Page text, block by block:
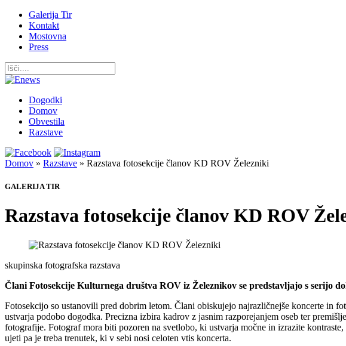
Galerija Tir
Kontakt
Mostovna
Press
Dogodki
Domov
Obvestila
Razstave
Domov » Razstave » Razstava fotosekcije članov KD ROV Železniki
GALERIJA TIR
Razstava fotosekcije članov KD ROV
skupinska fotografska razstava
Člani Fotosekcije Kulturnega društva ROV iz Železnikov se predstavljajo s serijo
Fotosekcijo so ustanovili pred dobrim letom. Člani obiskujejo najrazličnejše koncerte in
ustvarja podobo dogodka. Precizna izbira kadrov z jasnim razporejanjem oseb ter
fotografije. Fotograf mora biti pozoren na svetlobo, ki ustvarja močne in izrazite
ujeti pa je treba trenutek, ki v sebi nosi celoten vtis koncerta.